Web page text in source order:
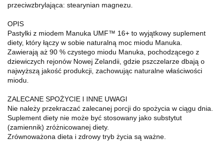
przeciwzbrylająca: stearynian magnezu.
OPIS
Pastylki z miodem Manuka UMF™ 16+ to wyjątkowy suplement
diety, który łączy w sobie naturalną moc miodu Manuka.
Zawierają aż 90 % czystego miodu Manuka, pochodzącego z
dziewiczych rejonów Nowej Zelandii, gdzie pszczelarze dbają o
najwyższą jakość produkcji, zachowując naturalne właściwości
miodu.
ZALECANE SPOŻYCIE I INNE UWAGI
Nie należy przekraczać zalecanej porcji do spożycia w ciągu dnia.
Suplement diety nie może być stosowany jako substytut
(zamiennik) zróżnicowanej diety.
Zrównoważona dieta i zdrowy tryb życia są ważne.